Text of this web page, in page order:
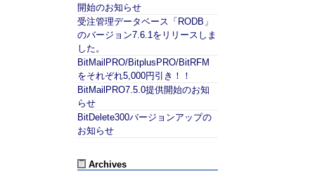
開始のお知らせ
受注管理データベース「RODB」
のバージョン7.6.1をリリースしま
した。
BitMailPRO/BitplusPRO/BitRFM
をそれぞれ5,000円引き！！
BitMailPRO7.5.0提供開始のお知
らせ
BitDelete300バージョンアップの
お知らせ
Archives